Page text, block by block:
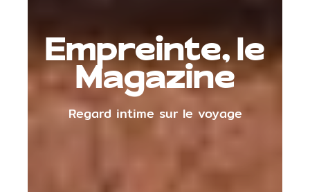
Empreinte, le
Magazine
Regard intime sur le voyage